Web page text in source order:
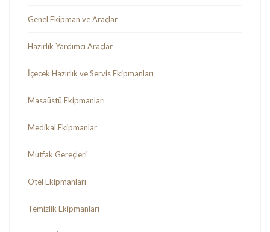
Genel Ekipman ve Araçlar
Hazırlık Yardımcı Araçlar
İçecek Hazırlık ve Servis Ekipmanları
Masaüstü Ekipmanları
Medikal Ekipmanlar
Mutfak Gereçleri
Otel Ekipmanları
Temizlik Ekipmanları